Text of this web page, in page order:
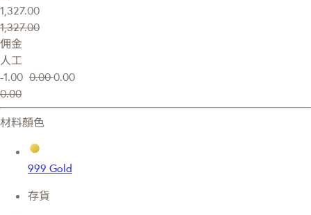
1,327.00
1,327.00
佣金
人工
-1.00 0.000.00
0.00
材料顏色
999 Gold
存貨